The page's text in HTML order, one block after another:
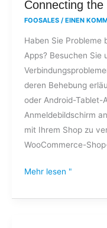
Connecting
FOOSALES / EINEN
Haben Sie Probleme
Apps? Besuchen Sie
deren Behebung
oder Android-Tablet-
Anmeldebildschirm
mit Ihrem Shop zu
WooCommerce-
Connecting
the
your
Mehr lesen "